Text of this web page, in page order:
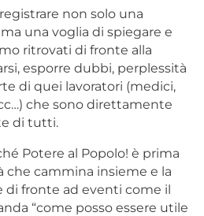
non solo una
una voglia di spiegare e
ritrovati di fronte alla
esporre dubbi, perplessità
di quei lavoratori (medici,
che sono direttamente
di tutti.
Potere al Popolo! è prima
cammina insieme e la
di fronte ad eventi come il
“come posso essere utile